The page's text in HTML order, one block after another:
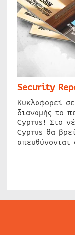
Security
Κυκλοφορεί
διανομής το
Cyprus! Στο
Cyprus θα
απευθύνονται